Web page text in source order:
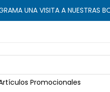
UNA VISITA A NUESTRAS
Promocionales